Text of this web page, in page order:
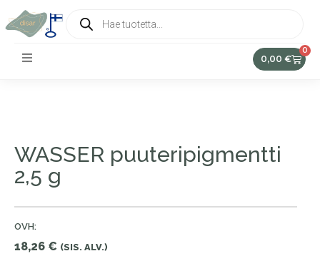
0,00 €
0
WASSER puuteripigmentti
2,5 g
OVH:
18,26 € (SIS. ALV.)